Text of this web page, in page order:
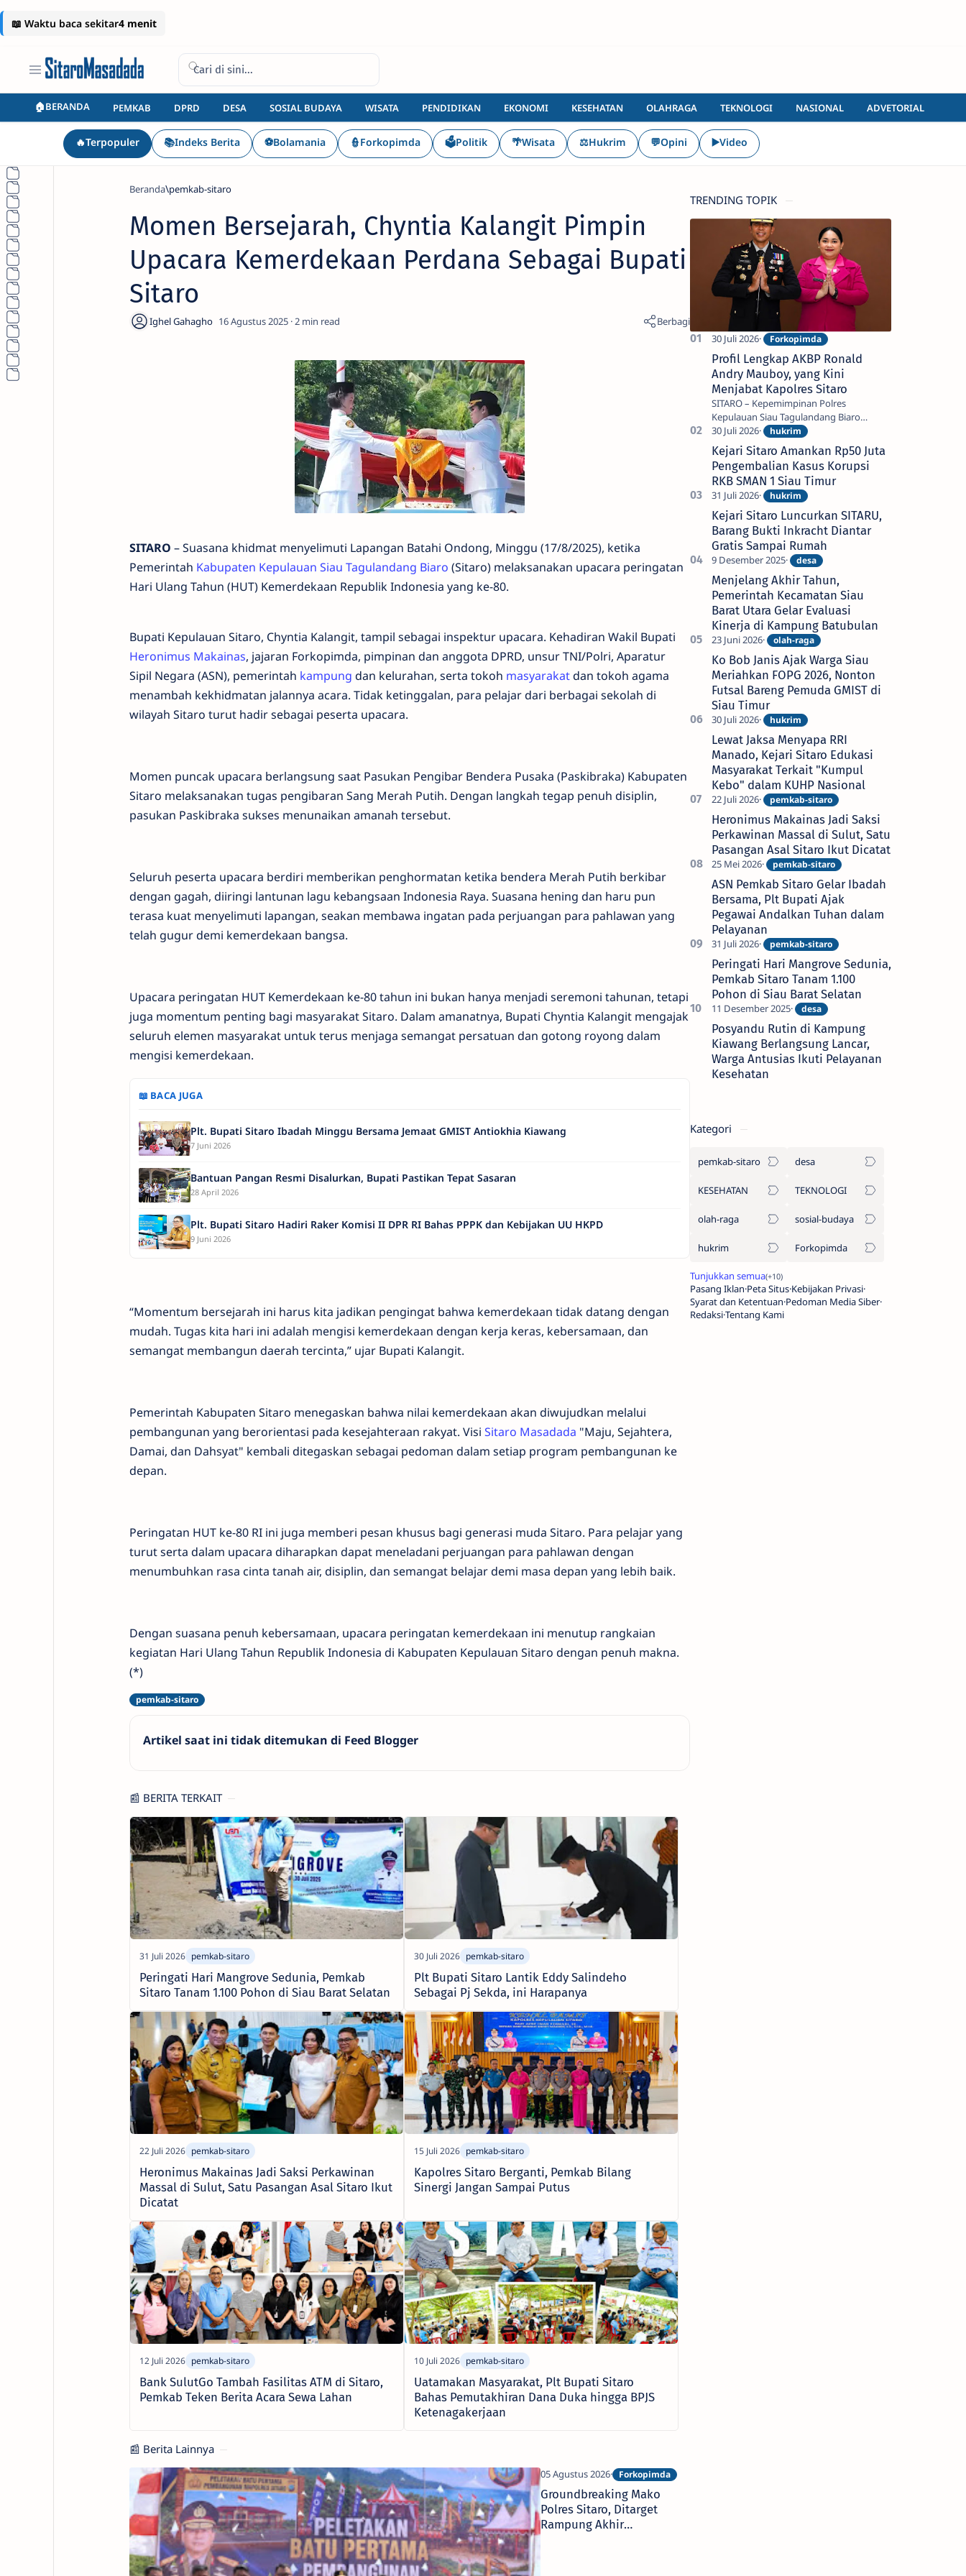
🏠BERANDA PEMKAB DPRD DESA SOSIAL BUDAYA WISATA PENDIDIKAN EKONOMI KESEHATAN OLAHRAGA TEKNOLOGI NASIONAL ADVETORIAL
🔥Terpopuler 📚Indeks Berita ⚽Bolamania 👮Forkopimda 🗳️Politik 🌴Wisata ⚖️Hukrim 💬Opini ▶️Video
Beranda pemkab-sitaro
Momen Bersejarah, Chyntia Kalangit Pimpin
Upacara Kemerdekaan Perdana Sebagai Bupati
Sitaro
2
SITARO – Suasana khidmat menyelimuti Lapangan Batahi Ondong, Minggu (17/8/2025), ketika
Pemerintah Kabupaten Kepulauan Siau Tagulandang Biaro (Sitaro) melaksanakan upacara peringatan
Hari Ulang Tahun (HUT) Kemerdekaan Republik Indonesia yang ke-80.
Bupati Kepulauan Sitaro, Chyntia Kalangit, tampil sebagai inspektur upacara. Kehadiran Wakil Bupati
Heronimus Makainas, jajaran Forkopimda, pimpinan dan anggota DPRD, unsur TNI/Polri, Aparatur
Sipil Negara (ASN), pemerintah kampung dan kelurahan, serta tokoh masyarakatdan tokoh agama
menambah kekhidmatan jalannya acara. Tidak ketinggalan, para pelajar dari berbagai sekolah di
wilayah Sitaro turut hadir sebagai peserta upacara.
Momen puncak upacara berlangsung saat Pasukan Pengibar Bendera Pusaka (Paskibraka) Kabupaten
Sitaro melaksanakan tugas pengibaran Sang Merah Putih. Dengan langkah tegap penuh disiplin,
pasukan Paskibraka sukses menunaikan amanah tersebut.
Seluruh peserta upacara berdiri memberikan penghormatan ketika bendera Merah Putih berkibar
dengan gagah, diiringi lantunan lagu kebangsaan Indonesia Raya. Suasana hening dan haru pun
terasa kuat menyelimuti lapangan, seakan membawa ingatan pada perjuangan para pahlawan yang
telah gugur demi kemerdekaan bangsa.
Upacara peringatan HUT Kemerdekaan ke-80 tahun ini bukan hanya menjadi seremoni tahunan, tetapi
juga momentum penting bagi masyarakat Sitaro. Dalam amanatnya, Bupati Chyntia Kalangit mengajak
seluruh elemen masyarakat untuk terus menjaga semangat persatuan dan gotong royong dalam
mengisi kemerdekaan.
📖 BACA JUGA
Plt. Bupati Sitaro Ibadah Minggu Bersama Jemaat GMIST Antiokhia Kiawang
7 Juni 2026
Bantuan Pangan Resmi Disalurkan, Bupati Pastikan Tepat Sasaran
28 April 2026
Plt. Bupati Sitaro Hadiri Raker Komisi II DPR RI Bahas PPPK dan Kebijakan UU HKPD
9 Juni 2026
“Momentum bersejarah ini harus kita jadikan pengingat bahwa kemerdekaan tidak datang dengan
mudah. Tugas kita hari ini adalah mengisi kemerdekaan dengan kerja keras, kebersamaan, dan
semangat membangun daerah tercinta,” ujar Bupati Kalangit.
Pemerintah Kabupaten Sitaro menegaskan bahwa nilai kemerdekaan akan diwujudkan melalui
pembangunan yang berorientasi pada kesejahteraan rakyat. Visi Sitaro Masadada "Maju, Sejahtera,
Damai, dan Dahsyat" kembali ditegaskan sebagai pedoman dalam setiap program pembangunan ke
depan.
Peringatan HUT ke-80 RI ini juga memberi pesan khusus bagi generasi muda Sitaro. Para pelajar yang
turut serta dalam upacara diharapkan dapat meneladani perjuangan para pahlawan dengan
menumbuhkan rasa cinta tanah air, disiplin, dan semangat belajar demi masa depan yang lebih baik.
Dengan suasana penuh kebersamaan, upacara peringatan kemerdekaan ini menutup rangkaian
kegiatan Hari Ulang Tahun Republik Indonesia di Kabupaten Kepulauan Sitaro dengan penuh makna.
(*)
Artikel saat ini tidak ditemukan di Feed Blogger
📰 BERITA TERKAIT
Peringati Hari Mangrove Sedunia, Pemkab
Sitaro Tanam 1.100 Pohon di Siau Barat Selatan
Plt Bupati Sitaro Lantik Eddy Salindeho
Sebagai Pj Sekda, ini Harapanya
Heronimus Makainas Jadi Saksi Perkawinan
Massal di Sulut, Satu Pasangan Asal Sitaro Ikut
Dicatat
Kapolres Sitaro Berganti, Pemkab Bilang
Sinergi Jangan Sampai Putus
Bank SulutGo Tambah Fasilitas ATM di Sitaro,
Pemkab Teken Berita Acara Sewa Lahan
Uatamakan Masyarakat, Plt Bupati Sitaro
Bahas Pemutakhiran Dana Duka hingga BPJS
Ketenagakerjaan
📰 Berita Lainnya
Groundbreaking Mako
Polres Sitaro, Ditarget
Rampung Akhir
Desember 2026
TRENDING TOPIK
Profil Lengkap AKBP Ronald
Andry Mauboy, yang Kini
Menjabat Kapolres Sitaro
SITARO – Kepemimpinan Polres
Kepulauan Siau Tagulandang Biaro
(Sitaro) kini berada di tangan AKBP
Ronald Andry Mauboy, S.E., S.I.K., M.I.K.,
seorang…
Kejari Sitaro Amankan Rp50 Juta
Pengembalian Kasus Korupsi
RKB SMAN 1 Siau Timur
Kejari Sitaro Luncurkan SITARU,
Barang Bukti Inkracht Diantar
Gratis Sampai Rumah
Menjelang Akhir Tahun,
Pemerintah Kecamatan Siau
Barat Utara Gelar Evaluasi
Kinerja di Kampung Batubulan
Ko Bob Janis Ajak Warga Siau
Meriahkan FOPG 2026, Nonton
Futsal Bareng Pemuda GMIST di
Siau Timur
Lewat Jaksa Menyapa RRI
Manado, Kejari Sitaro Edukasi
Masyarakat Terkait "Kumpul
Kebo" dalam KUHP Nasional
Heronimus Makainas Jadi Saksi
Perkawinan Massal di Sulut, Satu
Pasangan Asal Sitaro Ikut Dicatat
ASN Pemkab Sitaro Gelar Ibadah
Bersama, Plt Bupati Ajak
Pegawai Andalkan Tuhan dalam
Pelayanan
Peringati Hari Mangrove Sedunia,
Pemkab Sitaro Tanam 1.100
Pohon di Siau Barat Selatan
Posyandu Rutin di Kampung
Kiawang Berlangsung Lancar,
Warga Antusias Ikuti Pelayanan
Kesehatan
Kategori
pemkab-sitaro desa
KESEHATAN TEKNOLOGI
olah-raga sosial-budaya
hukrim Forkopimda
Pasang IklanPeta SitusKebijakan Privasi
Syarat dan KetentuanPedoman Media Siber
RedaksiTentang Kami